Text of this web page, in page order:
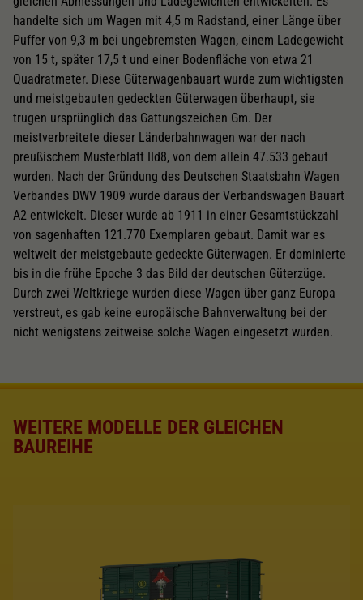
handelte sich um Wagen mit 4,5 m Radstand, einer Länge über
Puffer von 9,3 m bei ungebremsten Wagen, einem Ladegewicht
von 15 t, später 17,5 t und einer Bodenfläche von etwa 21
Quadratmeter. Diese Güterwagenbauart wurde zum wichtigsten
und meistgebauten gedeckten Güterwagen überhaupt, sie
trugen ursprünglich das Gattungszeichen Gm. Der
meistverbreitete dieser Länderbahnwagen war der nach
preußischem Musterblatt IId8, von dem allein 47.533 gebaut
wurden. Nach der Gründung des Deutschen Staatsbahn Wagen
Verbandes DWV 1909 wurde daraus der Verbandswagen Bauart
A2 entwickelt. Dieser wurde ab 1911 in einer Gesamtstückzahl
von sagenhaften 121.770 Exemplaren gebaut. Damit war es
weltweit der meistgebaute gedeckte Güterwagen. Er dominierte
bis in die frühe Epoche 3 das Bild der deutschen Güterzüge.
Durch zwei Weltkriege wurden diese Wagen über ganz Europa
verstreut, es gab keine europäische Bahnverwaltung bei der
nicht wenigstens zeitweise solche Wagen eingesetzt wurden.
WEITERE MODELLE DER GLEICHEN
BAUREIHE